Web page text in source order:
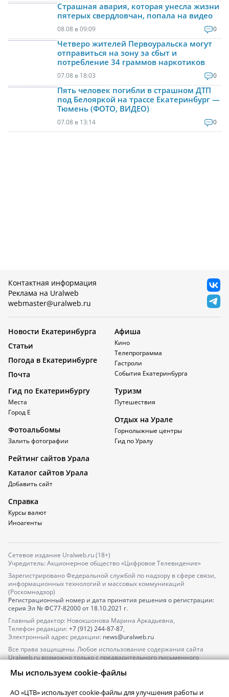
Страшная авария, которая унесла жизни
пятерых свердловчан, попала на видео
08.08 в 09:09 0
Четверо жителей Первоуральска могут
отправиться на зону за сбыт и
потребление 34 граммов наркотиков
07.08 в 18:03 0
Пять человек погибли в страшном ДТП
под Белояркой на трассе Екатеринбург —
Тюмень (ФОТО, ВИДЕО)
07.08 в 13:14 0
Контактная информация
Реклама на Uralweb
webmaster@uralweb.ru
Новости Екатеринбурга
Статьи
Погода в Екатеринбурге
Почта
Афиша
Кино
Телепрограмма
Гастроли
События Екатеринбурга
Гид по Екатеринбургу
Места
Город Е
Фотоальбомы
Залить фотографии
Туризм
Путешествия
Отдых на Урале
Горнолыжные центры
Гид по Уралу
Рейтинг сайтов Урала
Каталог сайтов Урала
Добавить сайт
Справка
Курсы валют
Иноагенты
Сетевое издание Uralweb.ru (18+)
Учредитель: Акционерное общество «Цифровое Телевидение»
Зарегистрировано Федеральной службой по надзору в сфере связи,
информационных технологий и массовых коммуникаций
(Роскомнадзор)
Регистрационный номер и дата принятия решения о регистрации:
серия Эл № ФС77-82000от 18.10.2021 г.
Главный редактор: Новокшонова Марина Аркадьевна,
Телефон редакции: +7 (912) 244-87-87,
Электронный адрес редакции: news@uralweb.ru
Все права защищены. Любое использование содержания сайта
Uralweb.ru возможно только с предварительного письменного
По вопросам размещения рекламы обращайтесь по тел.
Мы используем cookie-файлы
АО «ЦТВ» использует cookie-файлы для улучшения работы и